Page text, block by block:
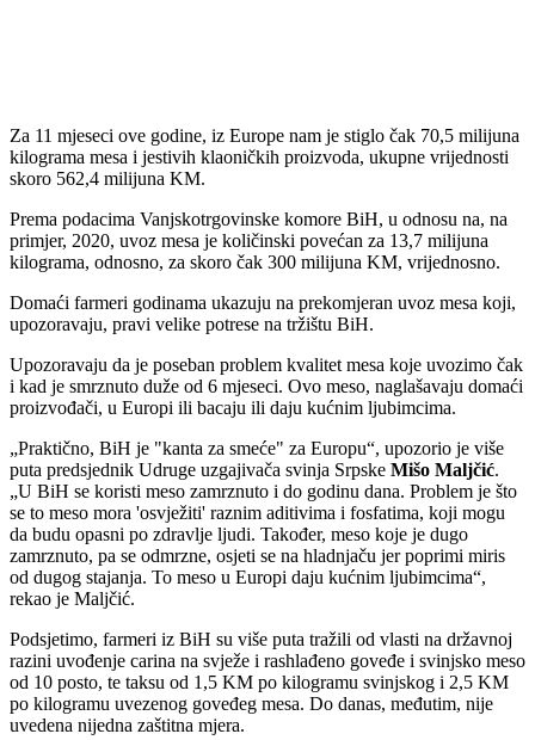
Za 11 mjeseci ove godine, iz Europe nam je stiglo čak 70,5 milijuna
kilograma mesa i jestivih klaoničkih proizvoda, ukupne vrijednosti
skoro 562,4 milijuna KM.
Prema podacima Vanjskotrgovinske komore BiH, u odnosu na, na
primjer, 2020, uvoz mesa je količinski povećan za 13,7 milijuna
kilograma, odnosno, za skoro čak 300 milijuna KM, vrijednosno.
Domaći farmeri godinama ukazuju na prekomjeran uvoz mesa koji,
upozoravaju, pravi velike potrese na tržištu BiH.
Upozoravaju da je poseban problem kvalitet mesa koje uvozimo čak
i kad je smrznuto duže od 6 mjeseci. Ovo meso, naglašavaju domaći
proizvođači, u Europi ili bacaju ili daju kućnim ljubimcima.
Praktično, BiH je "kanta za smeće" za Europu , upozorio je više
puta predsjednik Udruge uzgajivača svinja Srpske Mišo Maljčić.
U BiH se koristi meso zamrznuto i do godinu dana. Problem je što
se to meso mora 'osvježiti' raznim aditivima i fosfatima, koji mogu
da budu opasni po zdravlje ljudi. Također, meso koje je dugo
zamrznuto, pa se odmrzne, osjeti se na hladnjaču jer poprimi miris
od dugog stajanja. To meso u Europi daju kućnim ljubimcima ,
rekao je Maljčić.
Podsjetimo, farmeri iz BiH su više puta tražili od vlasti na državnoj
razini uvođenje carina na svježe i rashlađeno goveđe i svinjsko meso
od 10 posto, te taksu od 1,5 KM po kilogramu svinjskog i 2,5 KM
po kilogramu uvezenog goveđeg mesa. Do danas, međutim, nije
uvedena nijedna zaštitna mjera.